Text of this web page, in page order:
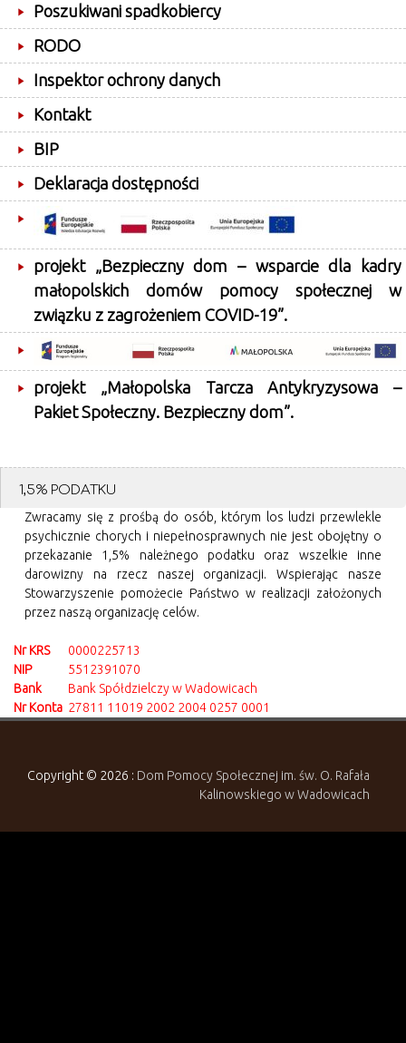
Poszukiwani spadkobiercy
RODO
Inspektor ochrony danych
Kontakt
BIP
Deklaracja dostępności
projekt „Bezpieczny dom – wsparcie dla kadry
małopolskich domów pomocy społecznej w
związku z zagrożeniem COVID-19”.
projekt „Małopolska Tarcza Antykryzysowa –
Pakiet Społeczny. Bezpieczny dom”.
1,5% PODATKU
Zwracamy się z prośbą do osób, którym los ludzi przewlekle
psychicznie chorych i niepełnosprawnych nie jest obojętny o
przekazanie 1,5% należnego podatku oraz wszelkie inne
darowizny na rzecz naszej organizacji. Wspierając nasze
Stowarzyszenie pomożecie Państwo w realizacji założonych
przez naszą organizację celów.
Nr KRS
0000225713
NIP
5512391070
Bank
Bank Spółdzielczy w Wadowicach
Nr Konta 27811 11019 2002 2004 0257 0001
Copyright © 2026 : Dom Pomocy Społecznej im. św. O. Rafała
Kalinowskiego w Wadowicach